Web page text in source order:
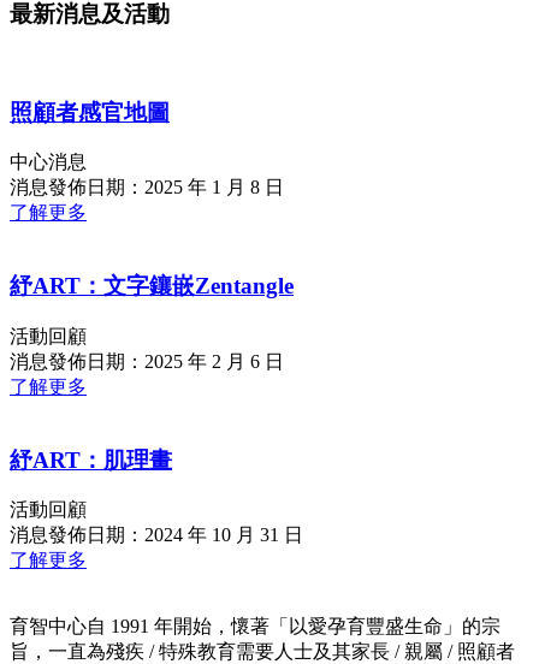
最新消息及活動
照顧者感官地圖
中心消息
消息發佈日期：2025 年 1 月 8 日
了解更多
紓ART：文字鑲嵌Zentangle
活動回顧
消息發佈日期：2025 年 2 月 6 日
了解更多
紓ART：肌理畫
活動回顧
消息發佈日期：2024 年 10 月 31 日
了解更多
育智中心自 1991 年開始，懷著「以愛孕育豐盛生命」的宗
旨，一直為殘疾 / 特殊教育需要人士及其家長 / 親屬 / 照顧者